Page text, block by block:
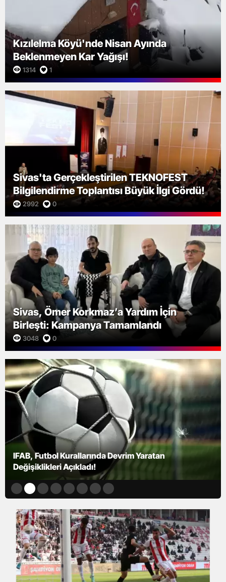
Kızılelma Köyü'nde Nisan Ayında
Beklenmeyen Kar Yağışı!
1314 1
Sivas'ta Gerçekleştirilen TEKNOFEST
Bilgilendirme Toplantısı Büyük İlgi Gördü!
2992 0
Sivas, Ömer Korkmaz’a Yardım İçin
Birleşti: Kampanya Tamamlandı
3048 0
Bülent Uygun ile Ömer Erdoğan Dönemlerinin
Karşılaştırılması!